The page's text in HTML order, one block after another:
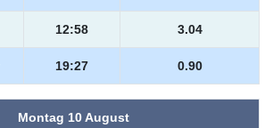
12:58 3.04
19:27 0.90
Montag 10 August